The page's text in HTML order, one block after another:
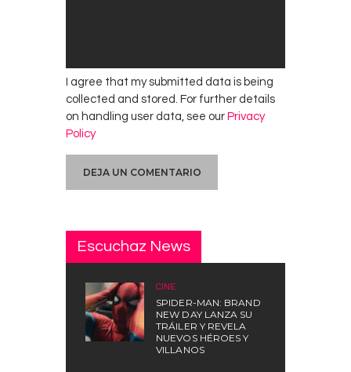
I agree that my submitted data is being
collected and stored. For further details
on handling user data, see our Privacy
Policy
Escuchaz News
CINE
SPIDER-MAN: BRAND
NEW DAY LANZA SU
TRÁILER Y REVELA
NUEVOS HÉROES Y
VILLANOS